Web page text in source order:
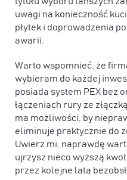
uwagi na konieczność
płytek i doprowadzenia
awarii.
Warto wspomnieć, że
wybieram do każdej
posiada system PEX bez
łączeniach rury ze
ma możliwości, by
eliminuje praktycznie do
Uwierz mi, naprawdę
ujrzysz nieco wyższą
przez kolejne lata